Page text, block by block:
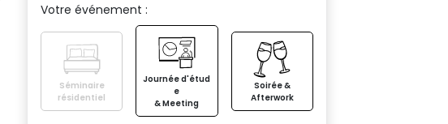
Votre événement :
Séminaire
résidentiel
Journée d'étud
e
& Meeting
Soirée &
Afterwork